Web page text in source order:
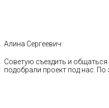
Алина Сергеевич:
Советую съездить и
подобрали проект под нас.